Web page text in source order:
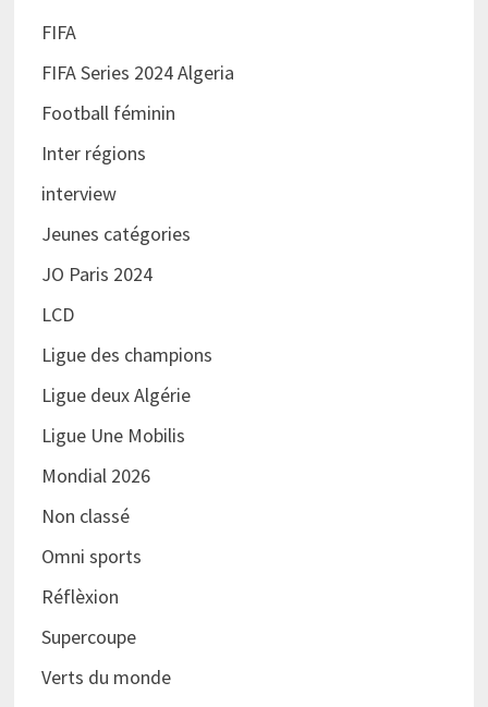
FIFA
FIFA Series 2024 Algeria
Football féminin
Inter régions
interview
Jeunes catégories
JO Paris 2024
LCD
Ligue des champions
Ligue deux Algérie
Ligue Une Mobilis
Mondial 2026
Non classé
Omni sports
Réflèxion
Supercoupe
Verts du monde